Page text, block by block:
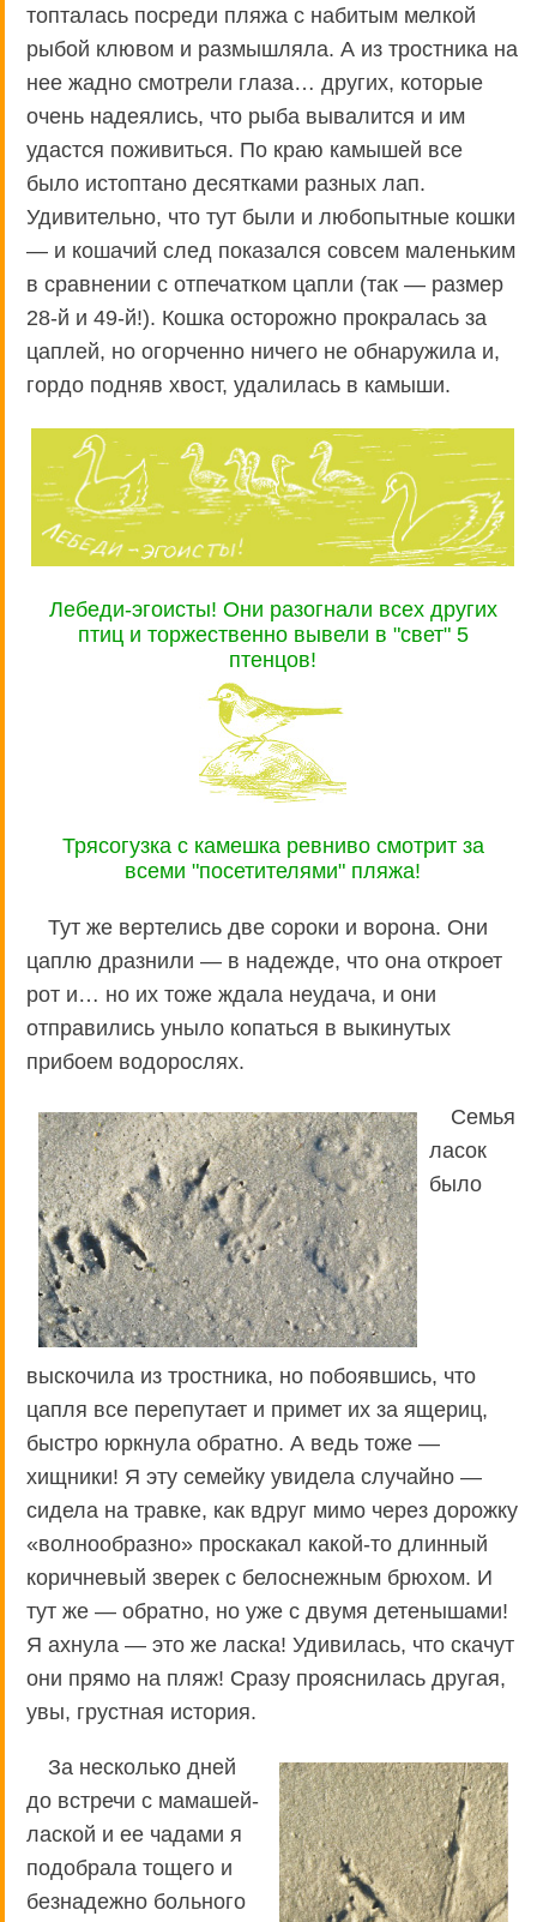
топталась посреди пляжа с набитым мелкой
рыбой клювом и размышляла. А из тростника на
нее жадно смотрели глаза… других, которые
очень надеялись, что рыба вывалится и им
удастся поживиться. По краю камышей все
было истоптано десятками разных лап.
Удивительно, что тут были и любопытные кошки
— и кошачий след показался совсем маленьким
в сравнении с отпечатком цапли (так — размер
28-й и 49-й!). Кошка осторожно прокралась за
цаплей, но огорченно ничего не обнаружила и,
гордо подняв хвост, удалилась в камыши.
Лебеди-эгоисты! Они разогнали всех других
птиц и торжественно вывели в "свет" 5
птенцов!
Трясогузка с камешка ревниво смотрит за
всеми "посетителями" пляжа!
Тут же вертелись две сороки и ворона. Они
цаплю дразнили — в надежде, что она откроет
рот и… но их тоже ждала неудача, и они
отправились уныло копаться в выкинутых
прибоем водорослях.
Семья
ласок
было
выскочила из тростника, но побоявшись, что
цапля все перепутает и примет их за ящериц,
быстро юркнула обратно. А ведь тоже —
хищники! Я эту семейку увидела случайно —
сидела на травке, как вдруг мимо через дорожку
«волнообразно» проскакал какой-то длинный
коричневый зверек с белоснежным брюхом. И
тут же — обратно, но уже с двумя детенышами!
Я ахнула — это же ласка! Удивилась, что скачут
они прямо на пляж! Сразу прояснилась другая,
увы, грустная история.
За несколько дней
до встречи с мамашей-
лаской и ее чадами я
подобрала тощего и
безнадежно больного